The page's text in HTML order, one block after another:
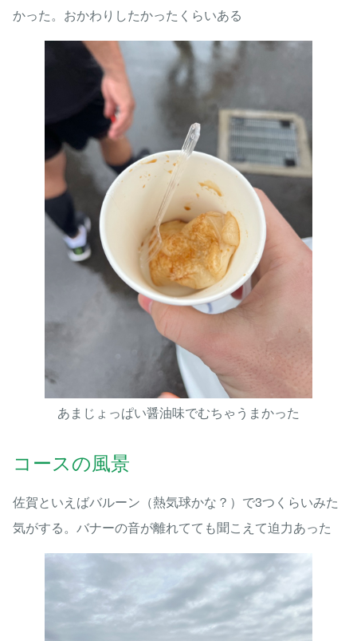
かった。おかわりしたかったくらいある
あまじょっぱい醤油味でむちゃうまかった
コースの風景
佐賀といえばバルーン（熱気球かな？）で3つくらいみた
気がする。バナーの音が離れてても聞こえて迫力あった